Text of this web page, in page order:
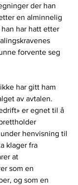
der han
en alminnelig
har hatt etter
forvente seg
har gitt ham
av avtalen.
er egnet til å
henvisning til
klager fra
at
som en
og som en